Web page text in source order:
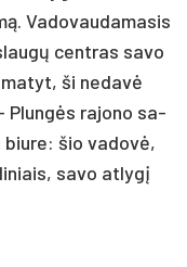
Va­do­vau­da­ma­sis
cent­ras sa­vo
ši ne­davė
Plungės ra­jo­no sa­
šio va­dovė,
sa­vo at­lygį